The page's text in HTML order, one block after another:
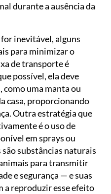
durante a ausência da
for inevitável, alguns
para minimizar o
de transporte é
possível, ela deve
uma manta ou
casa, proporcionando
Outra estratégia que
é o uso de
em sprays ou
substâncias naturais
para transmitir
e segurança — e suas
a reproduzir esse efeito